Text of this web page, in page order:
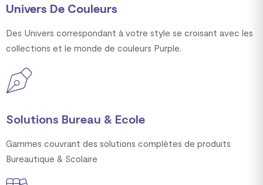
Univers De Couleurs
Des Univers correspondant à votre style se croisant avec les
collections et le monde de couleurs Purple.
Solutions Bureau & Ecole
Gammes couvrant des solutions complètes de produits
Bureautique & Scolaire